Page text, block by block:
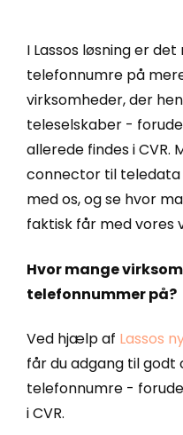
I Lassos løsning er
telefonnumre på
virksomheder, der
teleselskaber -
allerede findes i CVR.
connector til teledata
med os, og se hvor
faktisk får med
Hvor mange
telefonnummer på?
Ved hjælp af Lassos
får du adgang til godt
telefonnumre -
i CVR.